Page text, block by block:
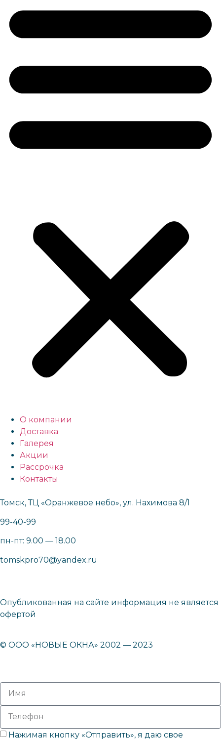
О компании
Доставка
Галерея
Акции
Рассрочка
Контакты
Томск, ТЦ «Оранжевое небо», ул. Нахимова 8/1
99-40-99
пн-пт: 9.00 — 18.00
tomskpro70@yandex.ru
Опубликованная на сайте информация не является
офертой
© ООО «НОВЫЕ ОКНА» 2002 — 2023
Нажимая кнопку «Отправить», я даю свое